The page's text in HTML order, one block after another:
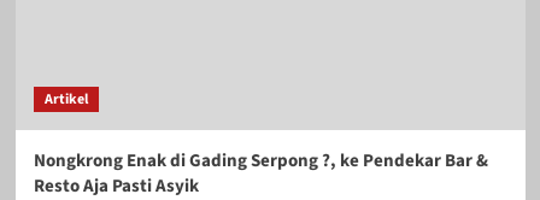
Artikel
Nongkrong Enak di Gading Serpong ?, ke Pendekar Bar &
Resto Aja Pasti Asyik